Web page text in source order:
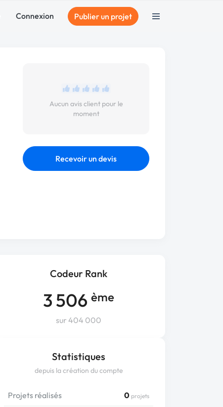
Connexion Publier un projet
Aucun avis client pour le
moment
Recevoir un devis
Codeur Rank
3 506 ème
sur 404 000
Statistiques
depuis la création du compte
Projets réalisés 0 projets